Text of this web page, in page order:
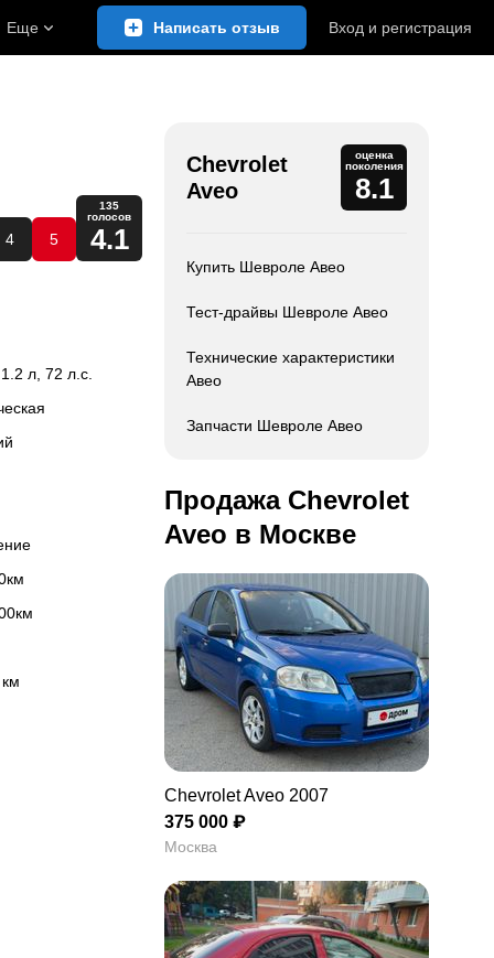
Еще Написать отзыв Вход и регистрация
4 5
135
голосов
4.1
1.2 л, 72 л.с.
км
Chevrolet
Aveo
оценка
поколения
8.1
Купить Шевроле Авео
Тест-драйвы Шевроле Авео
Технические характеристики
Авео
Запчасти Шевроле Авео
Продажа Chevrolet
Aveo в Москве
Chevrolet Aveo 2007
375 000 ₽
Москва